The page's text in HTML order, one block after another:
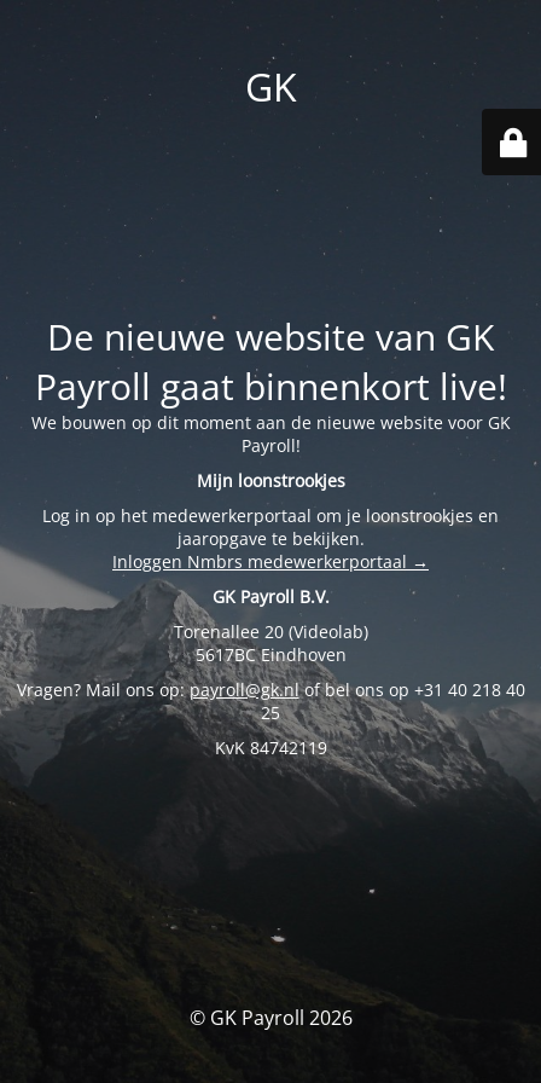
GK
De nieuwe website van GK
Payroll gaat binnenkort live!
We bouwen op dit moment aan de nieuwe website voor GK
Payroll!
Mijn loonstrookjes
Log in op het medewerkerportaal om je loonstrookjes en
jaaropgave te bekijken.
Inloggen Nmbrs medewerkerportaal →
GK Payroll B.V.
Torenallee 20 (Videolab)
5617BC Eindhoven
Vragen? Mail ons op:payroll@gk.nlof bel ons op +31 40 218 40
25
KvK 84742119
© GK Payroll 2026